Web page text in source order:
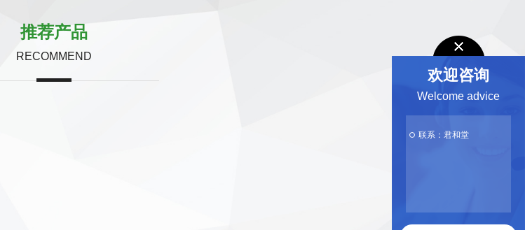
推荐产品
RECOMMEND
欢迎咨询
Welcome advice
联系：君和堂